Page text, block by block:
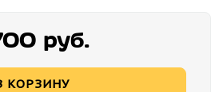
руб.
КОРЗИНУ